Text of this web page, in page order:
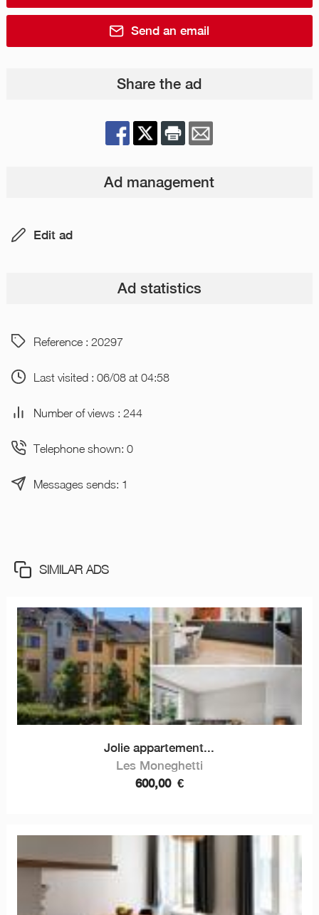
Send an email
Share the ad
Ad management
Edit ad
Ad statistics
Reference : 20297
Last visited : 06/08 at 04:58
Number of views : 244
Telephone shown: 0
Messages sends: 1
SIMILAR ADS
Jolie appartement...
Les Moneghetti
600,00 €